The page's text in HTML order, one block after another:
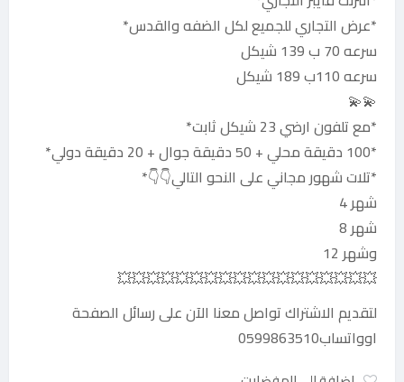
*عرض التجاري للجميع لكل الضفه والقدس*
سرعه 70 ب 139 شيكل
سرعه 110ب 189 شيكل
💫💫
*مع تلفون ارضي 23 شيكل ثابت*
*100 دقيقة محلي + 50 دقيقة جوال + 20 دقيقة دولي*
*تلات شهور مجاني على النحو التالي👇👇*
شهر 4
شهر 8
وشهر 12
💥💥💥💥💥💥💥💥💥💥💥💥💥💥💥💥💥💥
لتقديم الاشتراك تواصل معنا الآن على رسائل الصفحة
اوواتساب0599863510